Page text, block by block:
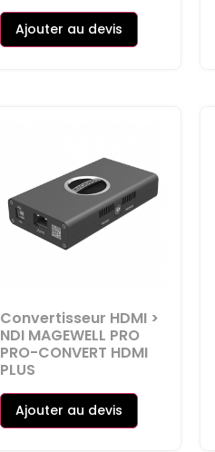
Ajouter au devis
Convertisseur HDMI >
NDI MAGEWELL PRO
PRO-CONVERT HDMI
PLUS
Ajouter au devis